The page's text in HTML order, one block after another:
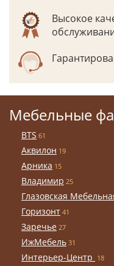
Высокое
Мебельные
BTS 61
Аквилон 19
Арника 15
Владимир 25
Глазовская
Горизонт 41
Заречье 27
ИжМебель 31
Интерьер-Центр 18